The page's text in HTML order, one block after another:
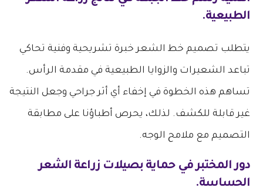
الطبيعية.
يتطلب تصميم خط الشعر خبرة تشريحية وفنية تحاكي
تباعد الشعيرات والزوايا الطبيعية في مقدمة الرأس.
تساهم هذه الخطوة في إخفاء أي أثر جراحي وجعل النتيجة
غير قابلة للكشف. لذلك، يحرص أطباؤنا على مطابقة
التصميم مع ملامح الوجه.
دور المختبر في حماية بصيلات زراعة الشعر
الحساسة.